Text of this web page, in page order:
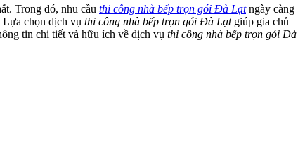
Trong đó, nhu cầu thi công nhà bếp trọn gói Đà Lạtngày càng
Lựa chọn dịch vụ thi công nhà bếp trọn gói Đà Lạtgiúp gia chủ
tin chi tiết và hữu ích về dịch vụ thi công nhà bếp trọn gói Đà